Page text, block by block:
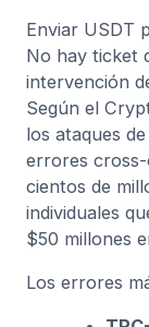
Enviar USDT
No hay ticket
intervención
Según el
los ataques
errores
cientos de
individuales
$50 millones
Los errores